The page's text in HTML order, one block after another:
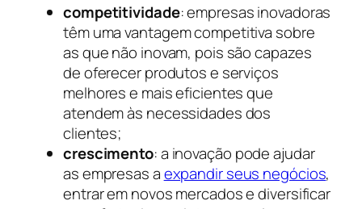
competitividade: empresas inovadoras
têm uma vantagem competitiva sobre
as que não inovam, pois são capazes
de oferecer produtos e serviços
melhores e mais eficientes que
atendem às necessidades dos
clientes;
crescimento: a inovação pode ajudar
as empresas aexpandir seus negócios,
entrar em novos mercados e diversificar